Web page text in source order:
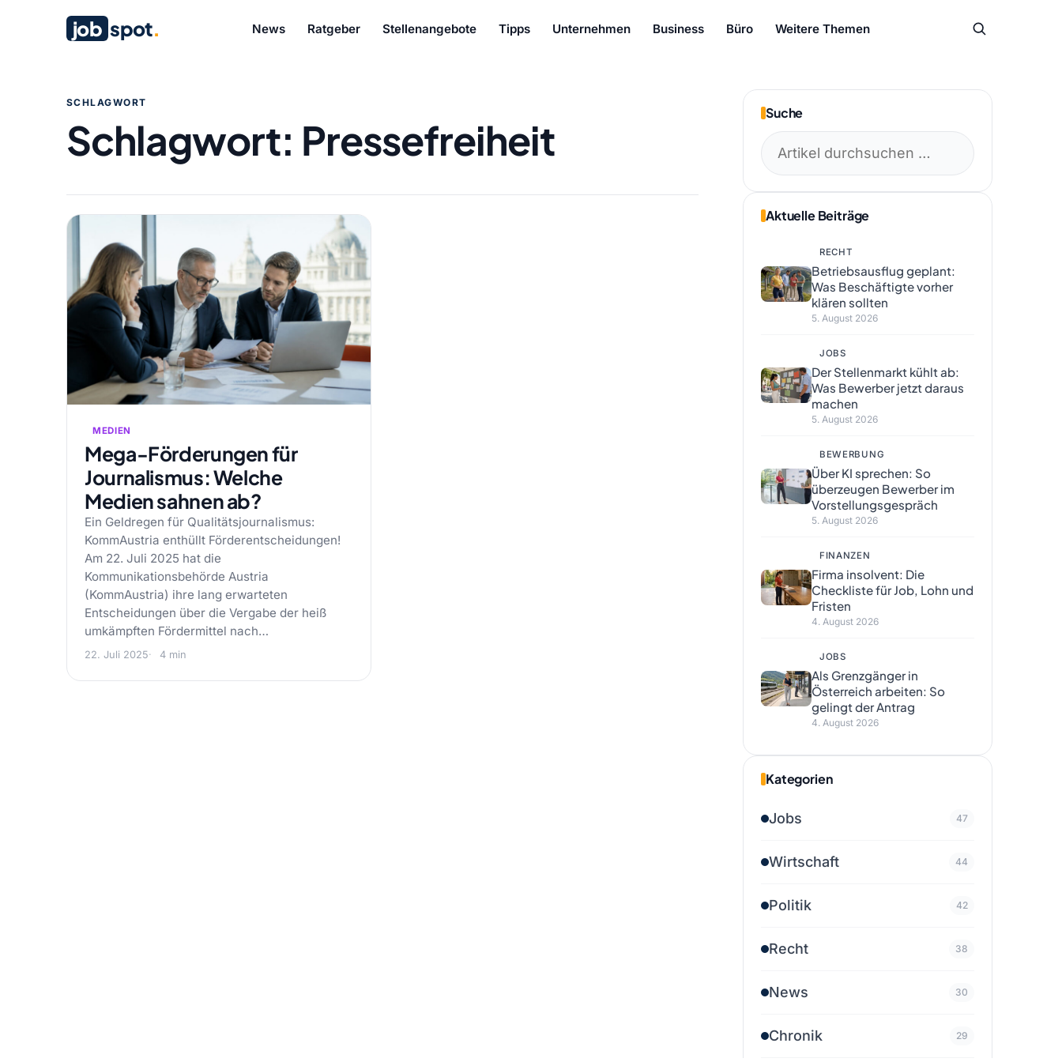
job spot. News Ratgeber Stellenangebote Tipps Unternehmen Business Büro Weitere Themen
SCHLAGWORT
Schlagwort: Pressefreiheit
MEDIEN
Mega-Förderungen für
Journalismus: Welche
Medien sahnen ab?
Ein Geldregen für Qualitätsjournalismus:
KommAustria enthüllt Förderentscheidungen!
Am 22. Juli 2025 hat die
Kommunikationsbehörde Austria
(KommAustria) ihre lang erwarteten
Entscheidungen über die Vergabe der heiß
umkämpften Fördermittel nach…
22. Juli 2025 4 min
Suche
Aktuelle Beiträge
RECHT
Betriebsausflug geplant:
Was Beschäftigte vorher
klären sollten
5. August 2026
JOBS
Der Stellenmarkt kühlt ab:
Was Bewerber jetzt daraus
machen
5. August 2026
BEWERBUNG
Über KI sprechen: So
überzeugen Bewerber im
Vorstellungsgespräch
5. August 2026
FINANZEN
Firma insolvent: Die
Checkliste für Job, Lohn und
Fristen
4. August 2026
JOBS
Als Grenzgänger in
Österreich arbeiten: So
gelingt der Antrag
4. August 2026
Kategorien
Jobs 47
Wirtschaft 44
Politik 42
Recht 38
News 30
Chronik 29